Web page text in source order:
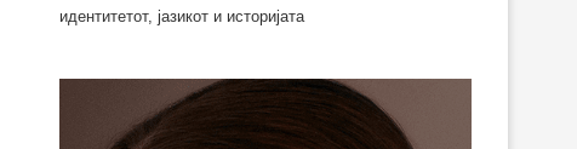
идентитетот, јазикот и историјата